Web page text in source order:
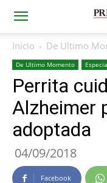
Inicio De Ultimo
De Ultimo Momento
Perrita
Alzheimer
adoptada
04/09/2018
Facebook